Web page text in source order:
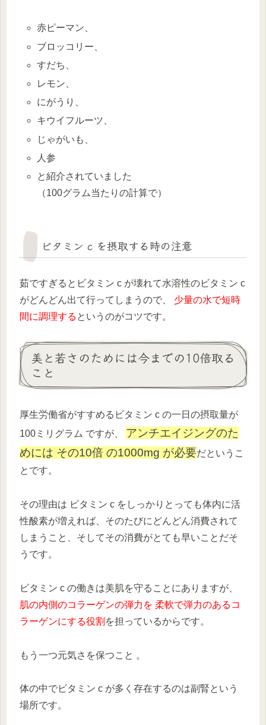
赤ピーマン、
ブロッコリー、
すだち、
レモン、
にがうり、
キウイフルーツ、
じゃがいも、
人参
と紹介されていました
（100グラム当たりの計算で）
ビタミン c を摂取する時の注意
茹ですぎるとビタミン c が壊れて水溶性のビタミン c
がどんどん出て行ってしまうので、
少量の水で短時
間に調理する というのがコツです。
美と若さのためには今までの10倍取る
こと
厚生労働省がすすめるビタミン c の一日の摂取量が
100ミリグラム ですが、
アンチエイジングのた
めには その10倍 の1000mg が必要だというこ
とです。
その理由は ビタミン c をしっかりとっても体内に活
性酸素が増えれば、そのたびにどんどん消費されて
しまうこと、そしてその消費がとても早いことだそ
うです。
ビタミン c の働きは美肌を守ることにありますが、
肌の内側のコラーゲンの弾力を 柔軟で弾力のあるコ
ラーゲンにする役割 を担っているからです。
もう一つ元気さを保つこと 。
体の中でビタミン c が多く存在するのは副腎という
場所です。